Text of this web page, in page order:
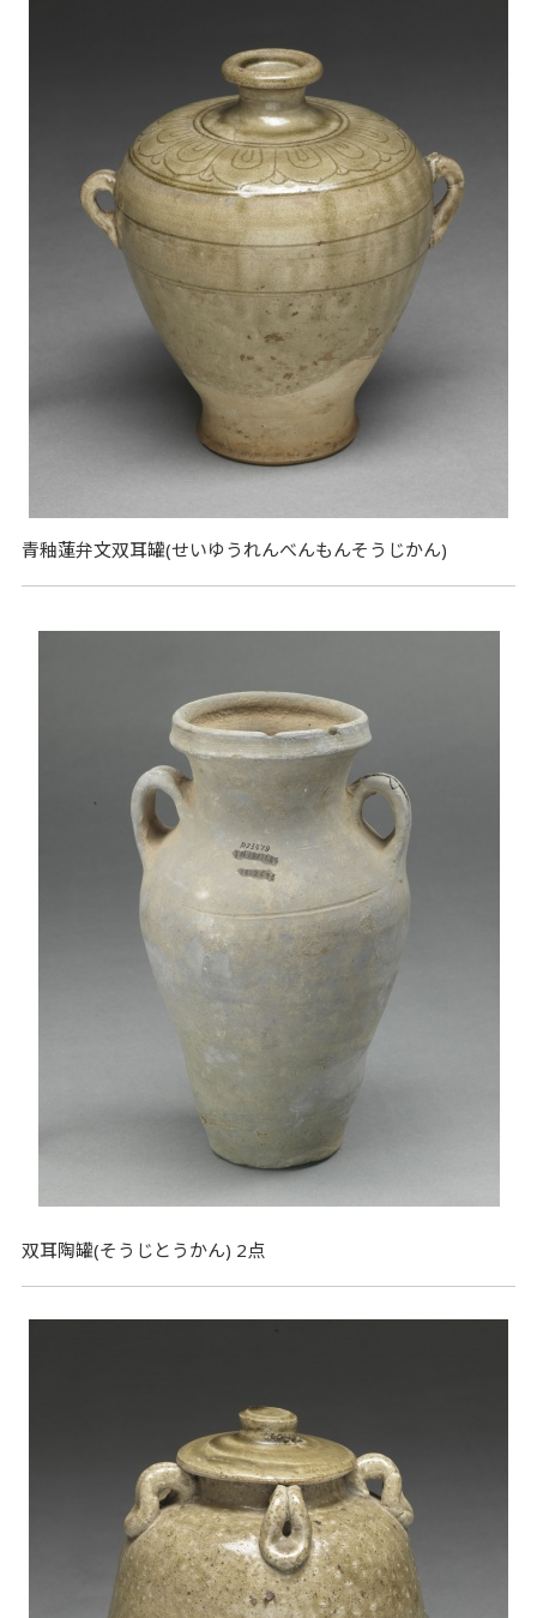
青釉蓮弁文双耳罐(せいゆうれんべんもんそうじかん)
双耳陶罐(そうじとうかん) 2点